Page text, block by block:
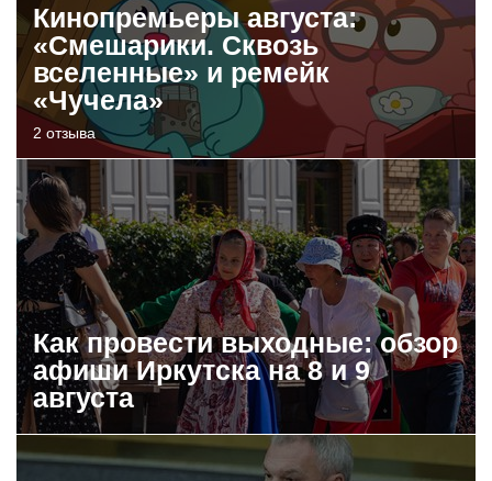
Кинопремьеры августа:
«Смешарики. Сквозь
вселенные» и ремейк
«Чучела»
2 отзыва
Как провести выходные: обзор
афиши Иркутска на 8 и 9
августа